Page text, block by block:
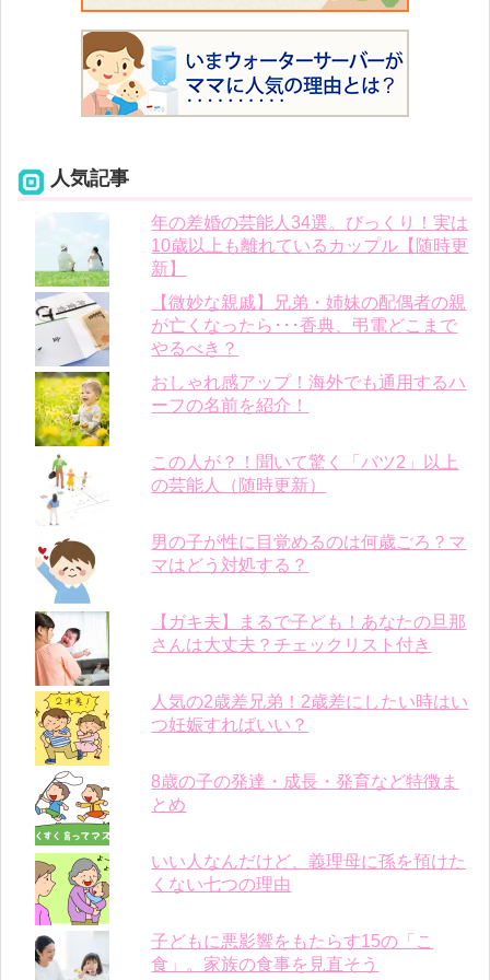
人気記事
年の差婚の芸能人34選。びっくり！実は
10歳以上も離れているカップル【随時更
新】
【微妙な親戚】兄弟・姉妹の配偶者の親
が亡くなったら･･･香典、弔電どこまで
やるべき？
おしゃれ感アップ！海外でも通用するハ
ーフの名前を紹介！
この人が？！聞いて驚く「バツ2」以上
の芸能人（随時更新）
男の子が性に目覚めるのは何歳ごろ？マ
マはどう対処する？
【ガキ夫】まるで子ども！あなたの旦那
さんは大丈夫？チェックリスト付き
人気の2歳差兄弟！2歳差にしたい時はい
つ妊娠すればいい？
8歳の子の発達・成長・発育など特徴ま
とめ
いい人なんだけど、義理母に孫を預けた
くない七つの理由
子どもに悪影響をもたらす15の「こ
食」。家族の食事を見直そう